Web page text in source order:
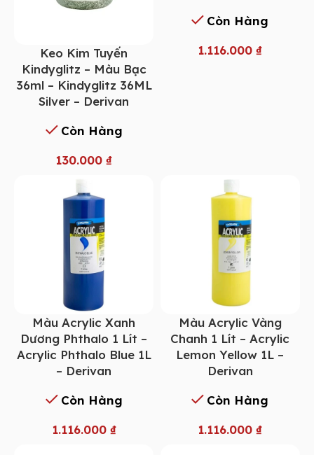
Keo Kim Tuyến
Kindyglitz – Màu Bạc
36ml – Kindyglitz 36ML
Silver – Derivan
Còn Hàng
130.000 ₫
Còn Hàng
1.116.000₫
Màu Acrylic Xanh
Dương Phthalo 1 Lít –
Acrylic Phthalo Blue 1L
– Derivan
Còn Hàng
1.116.000 ₫
Màu Acrylic Vàng
Chanh 1 Lít – Acrylic
Lemon Yellow 1L –
Derivan
Còn Hàng
1.116.000₫